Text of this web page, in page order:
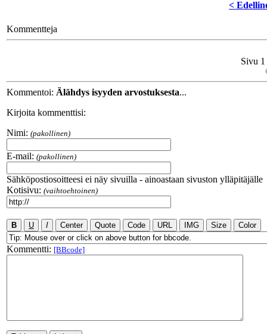
<
Kommentteja
Sivu
Kommentoi: Älähdys isyyden arvostuksesta...
Kirjoita kommenttisi:
Nimi: (pakollinen)
E-mail: (pakollinen)
Sähköpostiosoitteesi ei näy sivuilla - ainoastaan sivuston ylläpitäjälle
Kotisivu: (vaihtoehtoinen)
Kommentti: [BBcode]